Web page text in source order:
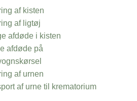
af kisten
af ligtøj
afdøde i kisten
afdøde på
af urnen
af urne til krematorium